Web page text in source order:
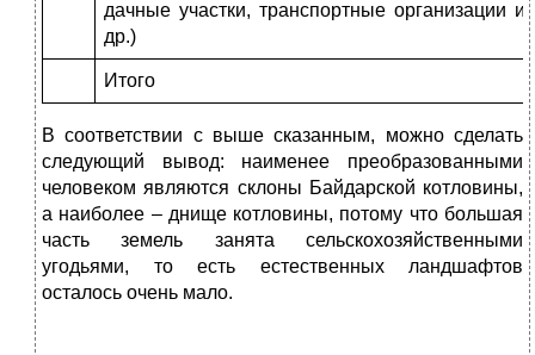
дачные участки, транспортные организации и
др.)
Итого
В соответствии с выше сказанным, можно сделать
следующий вывод: наименее преобразованными
человеком являются склоны Байдарской котловины,
а наиболее – днище котловины, потому что большая
часть земель занята сельскохозяйственными
угодьями, то есть естественных ландшафтов
осталось очень мало.